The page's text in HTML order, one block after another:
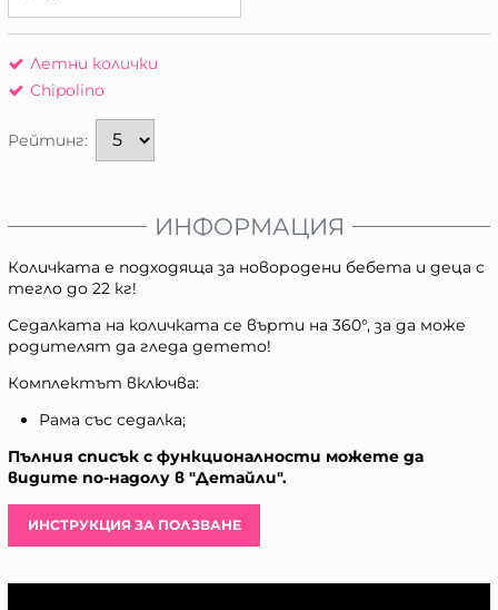
Летни колички
Chipolino
Рейтинг:
ИНФОРМАЦИЯ
Количката е подходяща за новородени бебета и деца с
тегло до 22 кг!
Седалката на количката се върти на 360°, за да може
родителят да гледа детето!
Комплектът включва:
Рама със седалка;
Пълния списък с функционалности можете да
видите по-надолу в "Детайли".
ИНСТРУКЦИЯ ЗА ПОЛЗВАНЕ